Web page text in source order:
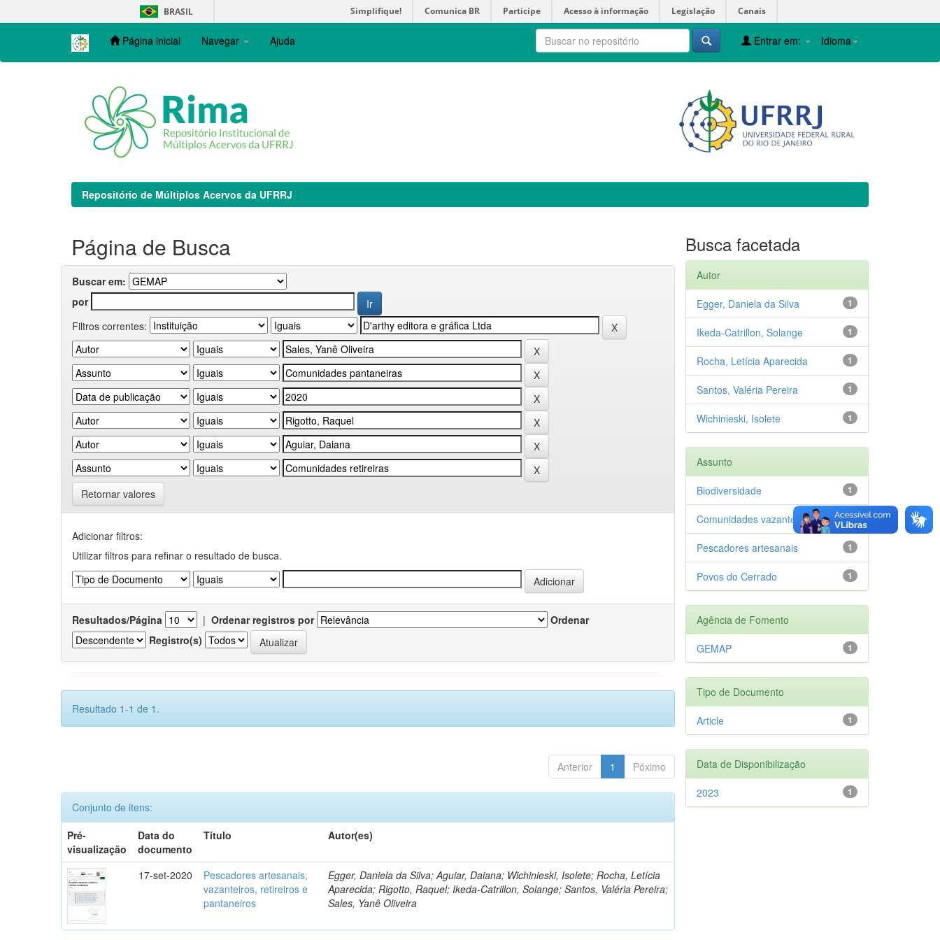
navigation
BRASIL Simplifique! Comunica BR Participe Acesso à informação Legislação Canais
Página inicial Navegar Ajuda Idioma
Entrar em:
Repositório de Múltiplos Acervos da UFRRJ
Página de Busca
Buscar em:
por
Filtros correntes:
Retornar valores
Adicionar filtros:
Utilizar filtros para refinar o resultado de busca.
Resultados/Página | Ordenar registros por
Ordenar
Registro(s)
Resultado 1-1 de 1.
Anterior 1 Póximo
Conjunto de itens:
Pré-
visualização
Data do
documento
Título Autor(es)
17-set-2020
Pescadores artesanais,
vazanteiros, retireiros e
pantaneiros
Egger, Daniela da Silva; Aguiar, Daiana; Wichinieski, Isolete; Rocha, Letícia
Aparecida; Rigotto, Raquel; Ikeda-Catrillon, Solange; Santos, Valéria Pereira;
Sales, Yanê Oliveira
Busca facetada
Autor
1
Egger, Daniela da Silva
1
Ikeda-Catrillon, Solange
1
Rocha, Letícia Aparecida
1
Santos, Valéria Pereira
1
Wichinieski, Isolete
Assunto
1
Biodiversidade
1
Comunidades vazanteiras
1
Pescadores artesanais
1
Povos do Cerrado
Agência de Fomento
1
GEMAP
Tipo de Documento
1
Article
Data de Disponibilização
1
2023